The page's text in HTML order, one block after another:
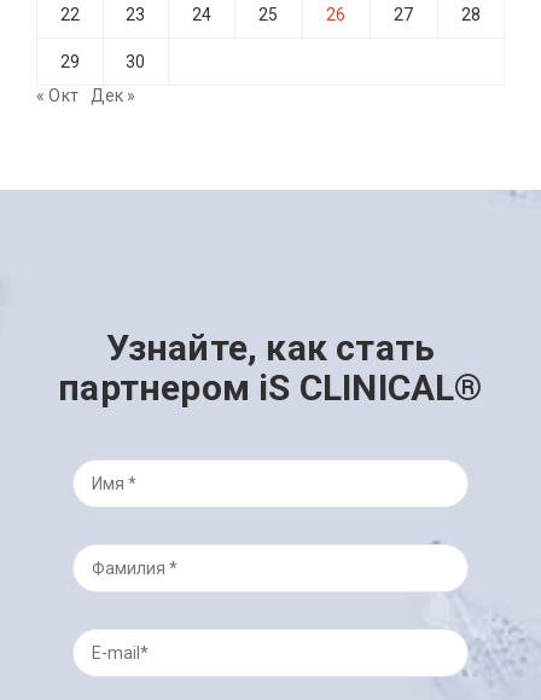
22 23 24 25 26 27 28
29
30
« Окт
Дек »
Узнайте, как стать
партнером iS CLINICAL®